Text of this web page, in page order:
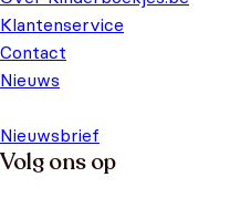
Klantenservice
Contact
Nieuws
Nieuwsbrief
Volg ons op